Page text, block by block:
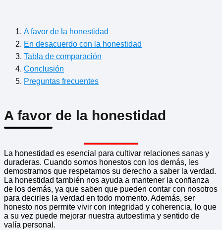
A favor de la honestidad
En desacuerdo con la honestidad
Tabla de comparación
Conclusión
Preguntas frecuentes
A favor de la honestidad
La honestidad es esencial para cultivar relaciones sanas y
duraderas. Cuando somos honestos con los demás, les
demostramos que respetamos su derecho a saber la verdad.
La honestidad también nos ayuda a mantener la confianza
de los demás, ya que saben que pueden contar con nosotros
para decirles la verdad en todo momento. Además, ser
honesto nos permite vivir con integridad y coherencia, lo que
a su vez puede mejorar nuestra autoestima y sentido de
valía personal.